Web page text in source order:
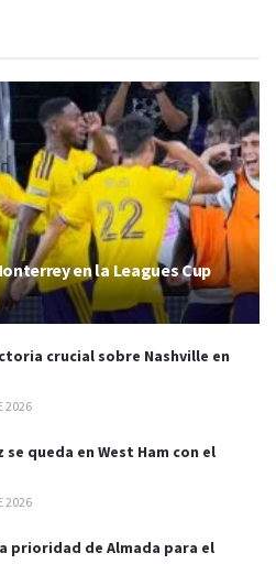
en la Leagues Cup
crucial sobre Nashville en
2026
se queda en West Ham con el
2026
prioridad de Almada para el